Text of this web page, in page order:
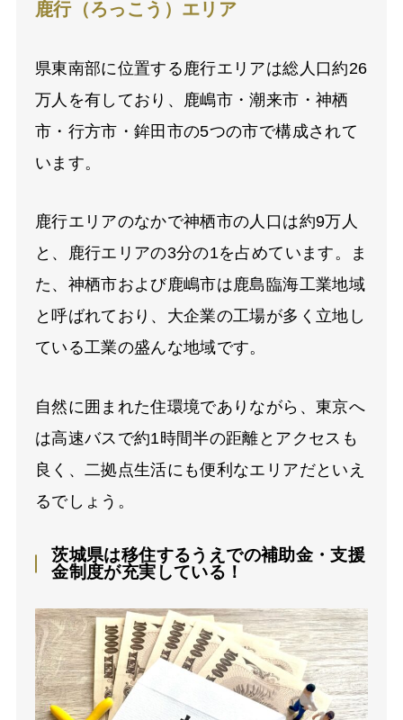
鹿行（ろっこう）エリア
県東南部に位置する鹿行エリアは総人口約26
万人を有しており、鹿嶋市・潮来市・神栖
市・行方市・鉾田市の5つの市で構成されて
います。
鹿行エリアのなかで神栖市の人口は約9万人
と、鹿行エリアの3分の1を占めています。ま
た、神栖市および鹿嶋市は鹿島臨海工業地域
と呼ばれており、大企業の工場が多く立地し
ている工業の盛んな地域です。
自然に囲まれた住環境でありながら、東京へ
は高速バスで約1時間半の距離とアクセスも
良く、二拠点生活にも便利なエリアだといえ
るでしょう。
茨城県は移住するうえでの補助金・支援
金制度が充実している！